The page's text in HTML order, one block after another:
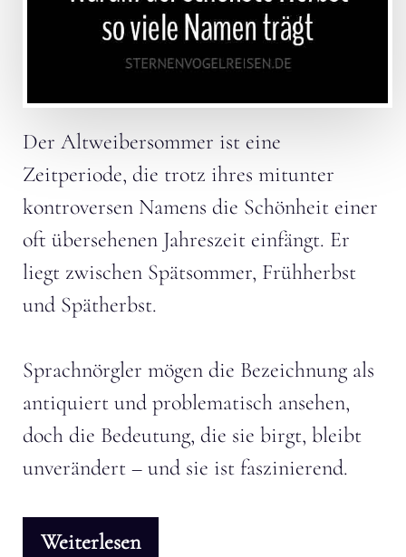
Der Altweibersommer ist eine
Zeitperiode, die trotz ihres mitunter
kontroversen Namens die Schönheit einer
oft übersehenen Jahreszeit einfängt. Er
liegt zwischen Spätsommer, Frühherbst
und Spätherbst.
Sprachnörgler mögen die Bezeichnung als
antiquiert und problematisch ansehen,
doch die Bedeutung, die sie birgt, bleibt
unverändert – und sie ist faszinierend.
Weiterlesen